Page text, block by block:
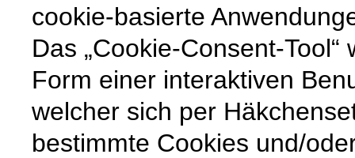
cookie-basierte
Das „Cookie-Consent-
Form einer interaktiven
welcher sich per
bestimmte Cookies und/